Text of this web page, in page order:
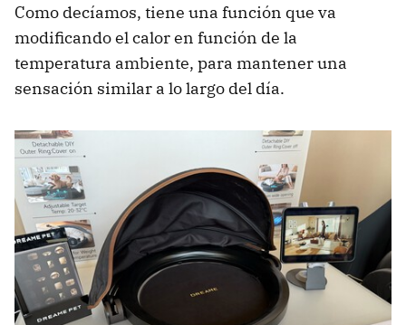
Como decíamos, tiene una función que va
modificando el calor en función de la
temperatura ambiente, para mantener una
sensación similar a lo largo del día.